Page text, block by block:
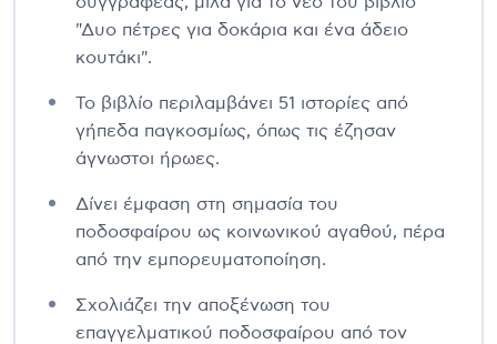
"Δυο πέτρες για δοκάρια και ένα άδειο
κουτάκι".
Το βιβλίο περιλαμβάνει 51 ιστορίες από
γήπεδα παγκοσμίως, όπως τις έζησαν
άγνωστοι ήρωες.
Δίνει έμφαση στη σημασία του
ποδοσφαίρου ως κοινωνικού αγαθού, πέρα
από την εμπορευματοποίηση.
Σχολιάζει την αποξένωση του
επαγγελματικού ποδοσφαίρου από τον